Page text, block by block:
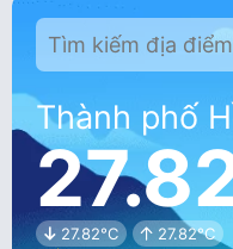
Thành phố
27.82°C 27.82°C